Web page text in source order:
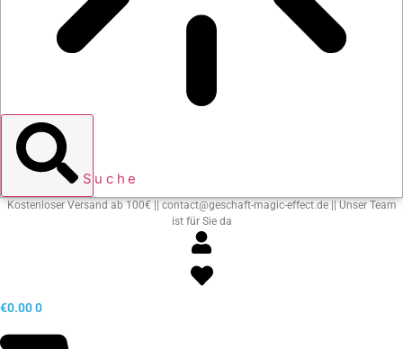
Suche
Kostenloser Versand ab 100€ || contact@geschaft-magic-effect.de || Unser Team
ist für Sie da
€0.000